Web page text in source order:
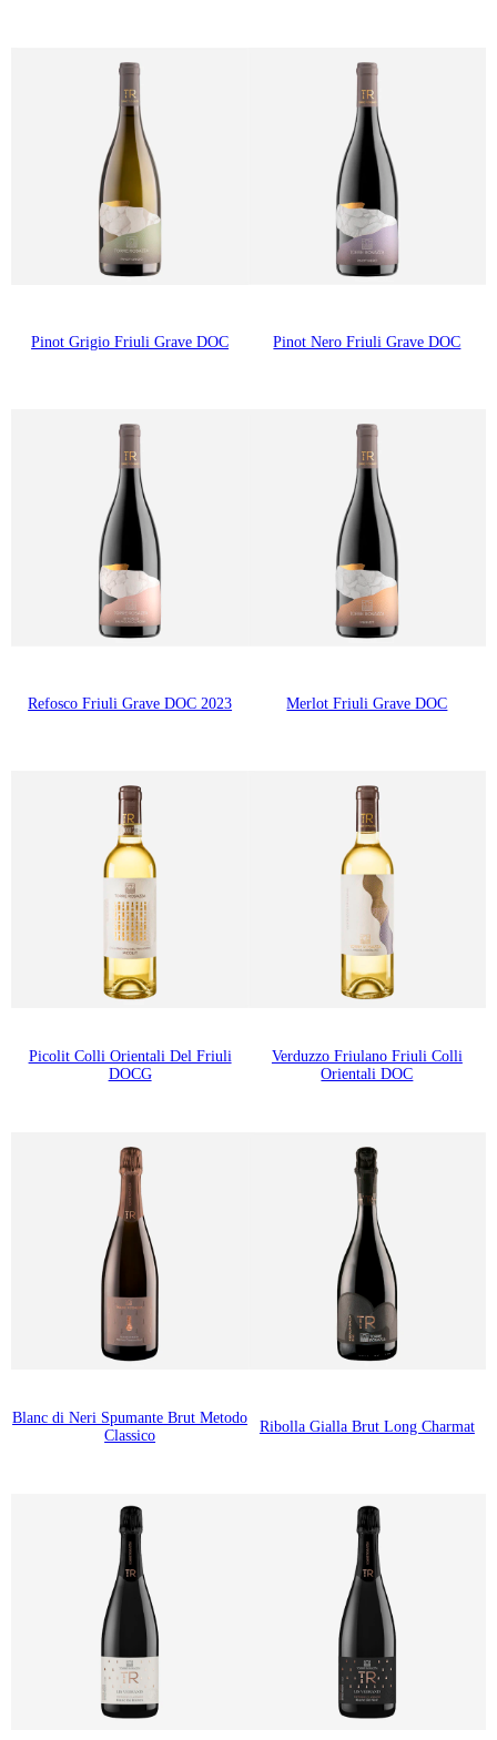
Pinot Grigio Friuli Grave DOC Pinot Nero Friuli Grave DOC
Refosco Friuli Grave DOC 2023 Merlot Friuli Grave DOC
Picolit Colli Orientali Del Friuli
DOCG
Verduzzo Friulano Friuli Colli
Orientali DOC
Blanc di Neri Spumante Brut Metodo
Classico
Ribolla Gialla Brut Long Charmat